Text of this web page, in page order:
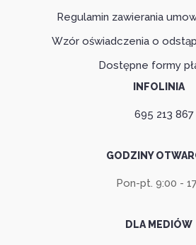
Regulamin zawierania
Wzór oświadczenia o
Dostępne formy
INFOLINIA
695 213 867
GODZINY
Pon-pt. 9:00 -
DLA MEDIÓW